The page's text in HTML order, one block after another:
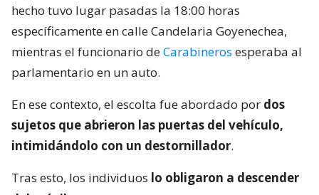
hecho tuvo lugar pasadas la 18:00 horas
específicamente en calle Candelaria Goyenechea,
mientras el funcionario deCarabineros esperaba al
parlamentario en un auto.
En ese contexto, el escolta fue abordado por dos
sujetos que abrieron las puertas del vehículo,
intimidándolo con un destornillador.
Tras esto, los individuos lo obligaron a descender